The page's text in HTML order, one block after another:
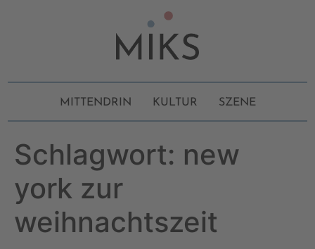
MITTENDRIN KULTUR SZENE
Schlagwort: new
york zur
weihnachtszeit